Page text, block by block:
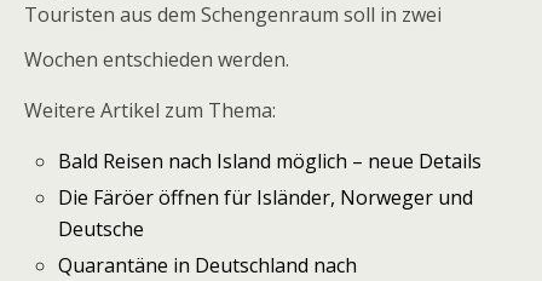
Touristen aus dem Schengenraum soll in zwei
Wochen entschieden werden.
Weitere Artikel zum Thema:
Bald Reisen nach Island möglich – neue Details
Die Färöer öffnen für Isländer, Norweger und
Deutsche
Quarantäne in Deutschland nach